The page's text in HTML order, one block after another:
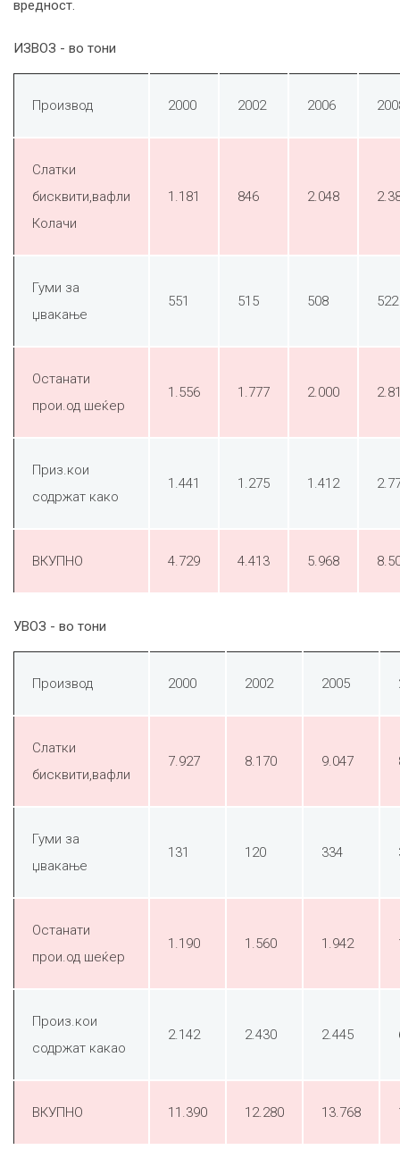
вредност.
ИЗВОЗ - во тони
Производ 2000 2002 2006
Слатки
бисквити,вафли
Колачи
1.181 846 2.048
Гуми за
џвакање
551 515 508 522
Останати
прои.од шеќер
1.556 1.777 2.000
Приз.кои
содржат како
1.441 1.275 1.412
ВКУПНО 4.729 4.413 5.968
УВОЗ - во тони
Производ 2000 2002 2005
Слатки
бисквити,вафли
7.927 8.170 9.047
Гуми за
џвакање
131 120 334
Останати
прои.од шеќер
1.190 1.560 1.942
Произ.кои
содржат какао
2.142 2.430 2.445
ВКУПНО 11.390 12.280 13.768